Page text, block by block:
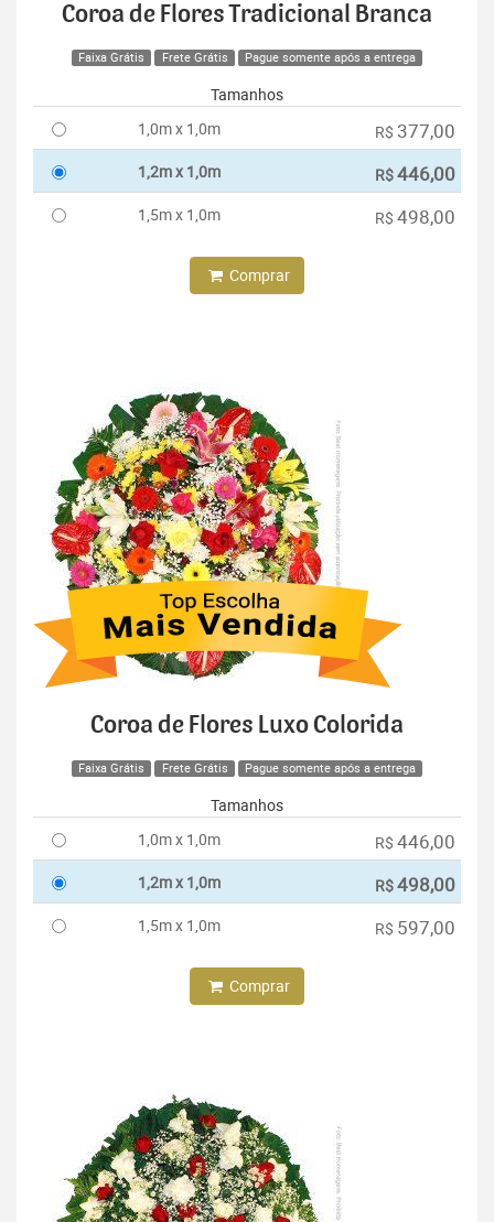
Coroa de Flores Tradicional Branca
Faixa Grátis Frete Grátis Pague somente após a entrega
Tamanhos
1,0m x 1,0m
R$ 377,00
1,2m x 1,0m R$446,00
1,5m x 1,0m R$ 498,00
Comprar
Coroa de Flores Luxo Colorida
Faixa Grátis Frete Grátis Pague somente após a entrega
Tamanhos
1,0m x 1,0m
R$ 446,00
1,2m x 1,0m R$498,00
1,5m x 1,0m R$ 597,00
Comprar